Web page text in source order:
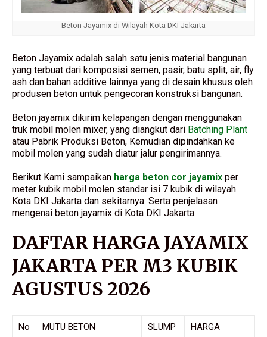
Beton Jayamix di Wilayah Kota DKI Jakarta
Beton Jayamix adalah salah satu jenis material bangunan
yang terbuat dari komposisi semen, pasir, batu split, air, fly
ash dan bahan additive lainnya yang di desain khusus oleh
produsen beton untuk pengecoran konstruksi bangunan.
Beton jayamix dikirim kelapangan dengan menggunakan
truk mobil molen mixer, yang diangkut dari Batching Plant
atau Pabrik Produksi Beton, Kemudian dipindahkan ke
mobil molen yang sudah diatur jalur pengirimannya.
Berikut Kami sampaikan harga beton cor jayamix per
meter kubik mobil molen standar isi 7 kubik di wilayah
Kota DKI Jakarta dan sekitarnya. Serta penjelasan
mengenai beton jayamix di Kota DKI Jakarta.
DAFTAR HARGA JAYAMIX
JAKARTA PER M3 KUBIK
AGUSTUS 2026
No MUTU BETON SLUMP HARGA